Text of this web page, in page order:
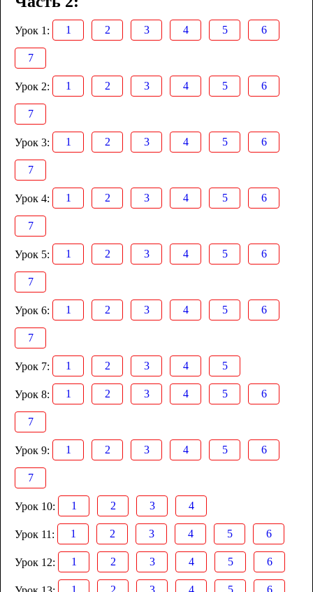
Урок 1: 1 2 3 4 5 6
7
Урок 2: 1 2 3 4 5 6
7
Урок 3: 1 2 3 4 5 6
7
Урок 4: 1 2 3 4 5 6
7
Урок 5: 1 2 3 4 5 6
7
Урок 6: 1 2 3 4 5 6
7
Урок 7: 1 2 3 4 5
Урок 8: 1 2 3 4 5 6
7
Урок 9: 1 2 3 4 5 6
7
Урок 10: 1 2 3 4
Урок 11: 1 2 3 4 5 6
Урок 12: 1 2 3 4 5 6
1 2 3 4 5 6